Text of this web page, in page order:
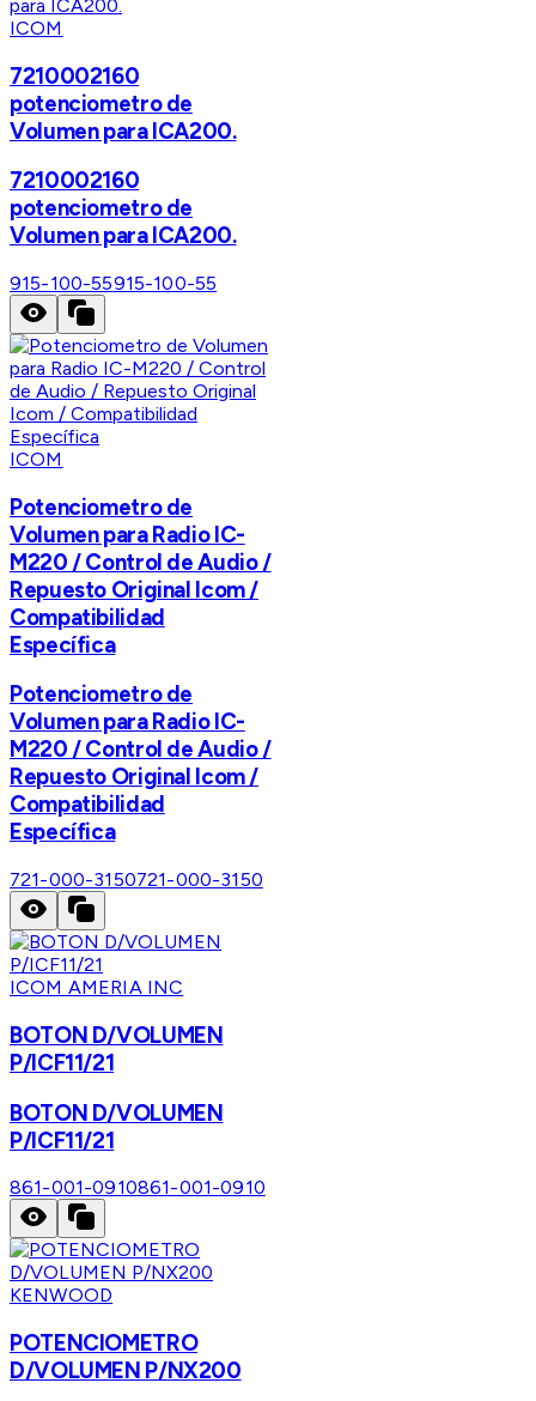
ICOM
7210002160
potenciometro de
Volumen para ICA200.
7210002160
potenciometro de
Volumen para ICA200.
915-100-55915-100-55
ICOM
Potenciometro de
Volumen para Radio IC-
M220 / Control de Audio /
Repuesto Original Icom /
Compatibilidad
Específica
Potenciometro de
Volumen para Radio IC-
M220 / Control de Audio /
Repuesto Original Icom /
Compatibilidad
Específica
721-000-3150721-000-3150
ICOM AMERIA INC
BOTON D/VOLUMEN
P/ICF11/21
BOTON D/VOLUMEN
P/ICF11/21
861-001-0910861-001-0910
KENWOOD
POTENCIOMETRO
D/VOLUMEN P/NX200